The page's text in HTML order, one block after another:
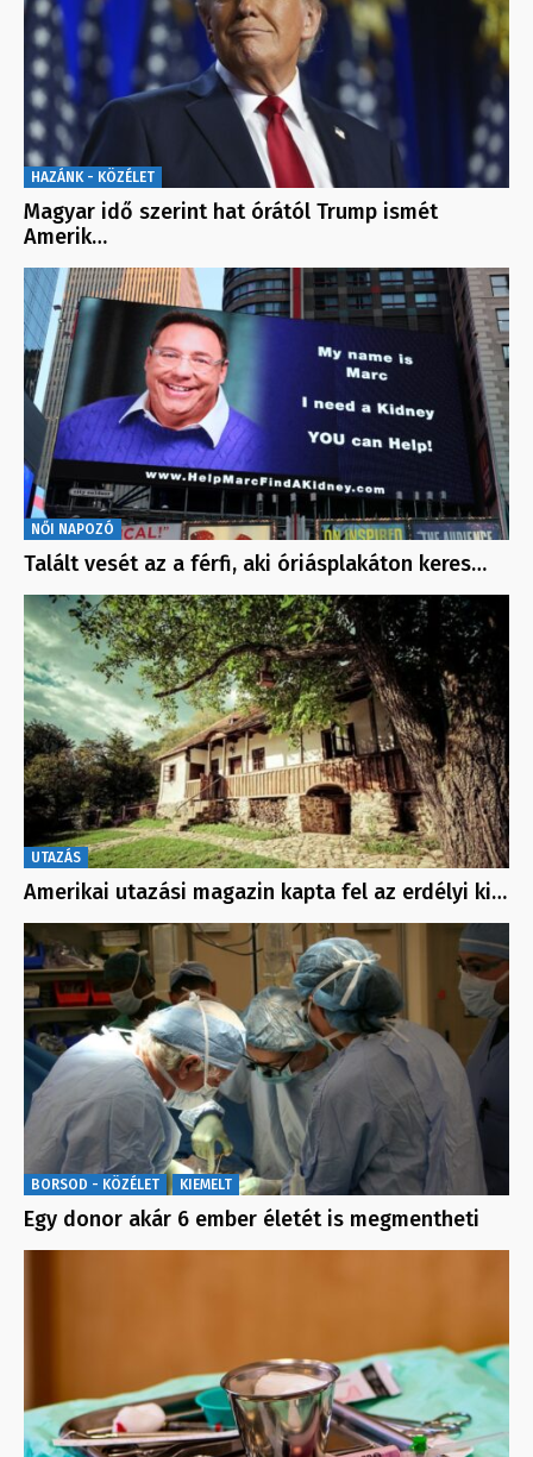
HAZÁNK - KÖZÉLET
Magyar idő szerint hat órától Trump ismét
Amerik…
NŐI NAPOZÓ
Talált vesét az a férfi, aki óriásplakáton keres…
UTAZÁS
Amerikai utazási magazin kapta fel az erdélyi ki…
BORSOD - KÖZÉLET KIEMELT
Egy donor akár 6 ember életét is megmentheti